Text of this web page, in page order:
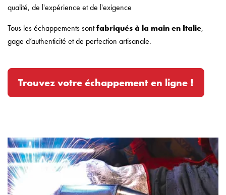
qualité, de l'expérience et de l'exigence
Tous les échappements sontfabriqués à la main en Italie,
gage d’authenticité et de perfection artisanale.
Trouvez votre échappement en ligne !